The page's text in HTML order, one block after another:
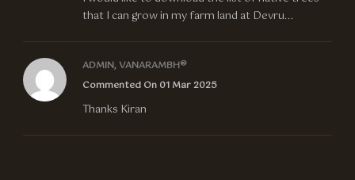
that I can grow in my farm land at Devru...
ADMIN, VANARAMBH®
Commented On 01 Mar 2025
Thanks Kiran